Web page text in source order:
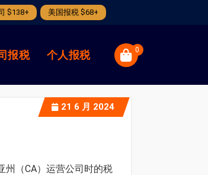
$138+ 美国报税 $68+
报税 个人报税 0
21 6 月 2024
州（CA）运营公司时的税